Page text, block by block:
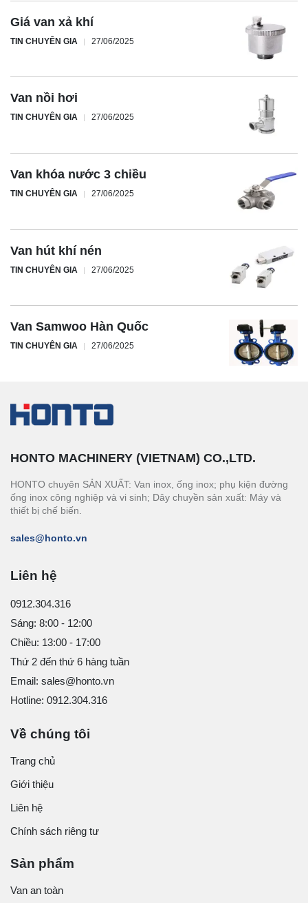
Giá van xả khí
TIN CHUYÊN GIA 27/06/2025
Van nồi hơi
TIN CHUYÊN GIA 27/06/2025
Van khóa nước 3 chiều
TIN CHUYÊN GIA 27/06/2025
Van hút khí nén
TIN CHUYÊN GIA 27/06/2025
Van Samwoo Hàn Quốc
TIN CHUYÊN GIA 27/06/2025
HONTO MACHINERY (VIETNAM) CO.,LTD.
HONTO chuyên SẢN XUẤT: Van inox, ống inox; phụ kiện đường
ống inox công nghiệp và vi sinh; Dây chuyền sản xuất: Máy và
thiết bị chế biến.
sales@honto.vn
Liên hệ
0912.304.316
Sáng: 8:00 - 12:00
Chiều: 13:00 - 17:00
Thứ 2 đến thứ 6 hàng tuần
Email: sales@honto.vn
Hotline: 0912.304.316
Về chúng tôi
Trang chủ
Giới thiệu
Liên hệ
Chính sách riêng tư
Sản phẩm
Van an toàn